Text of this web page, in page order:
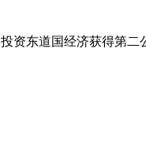
东道国经济获得第